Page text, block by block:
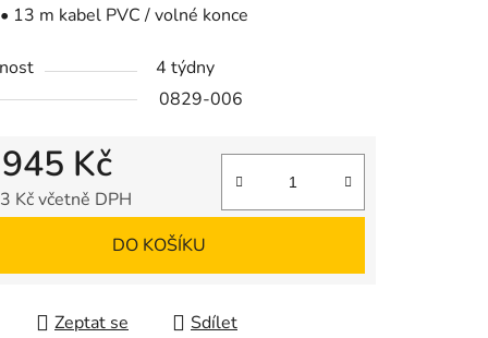
13 m kabel PVC / volné konce
4 týdny
0829-006
Kč
Kč včetně DPH
DO KOŠÍKU
Zeptat se Sdílet